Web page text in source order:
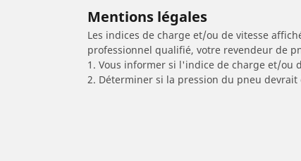
Mentions légales
Les indices de charge et/ou de vitesse
professionnel qualifié, votre revendeur de
1. Vous informer si l'indice de charge et/ou
2. Déterminer si la pression du pneu